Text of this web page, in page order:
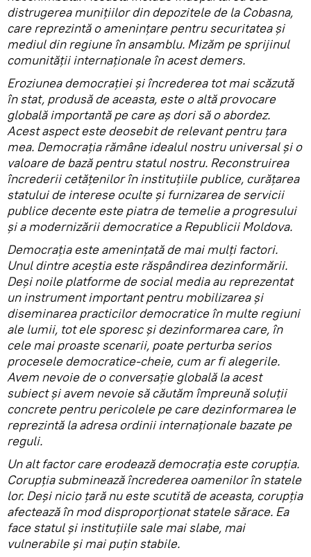
distrugerea munițiilor din depozitele de la Cobasna,
care reprezintă o amenințare pentru securitatea și
mediul din regiune în ansamblu. Mizăm pe sprijinul
comunității internaționale în acest demers.
Eroziunea democrației și încrederea tot mai scăzută
în stat, produsă de aceasta, este o altă provocare
globală importantă pe care aș dori să o abordez.
Acest aspect este deosebit de relevant pentru țara
mea. Democrația rămâne idealul nostru universal și o
valoare de bază pentru statul nostru. Reconstruirea
încrederii cetățenilor în instituțiile publice, curățarea
statului de interese oculte și furnizarea de servicii
publice decente este piatra de temelie a progresului
și a modernizării democratice a Republicii Moldova.
Democrația este amenințată de mai mulți factori.
Unul dintre aceștia este răspândirea dezinformării.
Deși noile platforme de social media au reprezentat
un instrument important pentru mobilizarea și
diseminarea practicilor democratice în multe regiuni
ale lumii, tot ele sporesc și dezinformarea care, în
cele mai proaste scenarii, poate perturba serios
procesele democratice-cheie, cum ar fi alegerile.
Avem nevoie de o conversație globală la acest
subiect și avem nevoie să căutăm împreună soluții
concrete pentru pericolele pe care dezinformarea le
reprezintă la adresa ordinii internaționale bazate pe
reguli.
Un alt factor care erodează democrația este corupția.
Corupția subminează încrederea oamenilor în statele
lor. Deși nicio țară nu este scutită de aceasta, corupția
afectează în mod disproporționat statele sărace. Ea
face statul și instituțiile sale mai slabe, mai
vulnerabile și mai puțin stabile.